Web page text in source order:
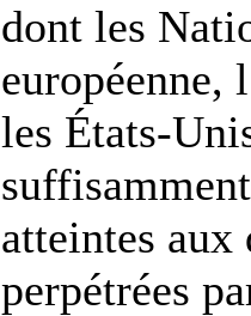
dont les
européenne,
les États-
atteintes
perpétrées